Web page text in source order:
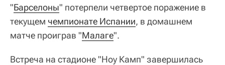
"Барселоны" потерпели четвертое поражение в
текущем чемпионате Испании, в домашнем
матче проиграв "Малаге".
Встреча на стадионе "Ноу Камп" завершилась